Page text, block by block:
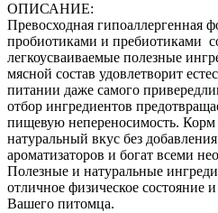
ОПИСАНИЕ:
Превосходная
пробиотиками и пребиотиками
легкоусваиваемые полезные
мясной состав удовлетворит
питании даже самого
отбор ингредиентов
пищевую непереносимость.
натуральный вкус без
ароматизаторов и богат всеми
Полезные и натуральные
отличное физическое состояние
Вашего питомца.